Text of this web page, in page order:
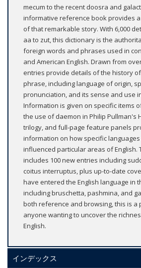
mecum to the recent doosra and
informative reference book provides
of that remarkable story. With 6,000
aa to zut, this dictionary is the
foreign words and phrases used in
and American English. Drawn from
entries provide details of the history
phrase, including language of origin,
pronunciation, and its sense and use
Information is given on specific items
the use of daemon in Philip Pullman's
trilogy, and full-page feature panels
information on how specific
influenced particular areas of English.
includes 100 new entries including
coitus interruptus, plus up-to-date
have entered the English language in
including bruschetta, pashmina, and
both reference and browsing, this is a
anyone wanting to uncover the
English.
インデックス